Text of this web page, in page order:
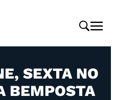
SEXTA NO
BEMPOSTA